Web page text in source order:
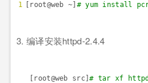
1 [root@web ~] # yum install
3. 编译安装httpd-2.4.4
[root@web src]# tar xf